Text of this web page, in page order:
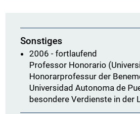
Sonstiges
2006 - fortlaufend
Professor Honorario
Honorarprofessur der
Universidad Autonoma de
besondere Verdienste in der